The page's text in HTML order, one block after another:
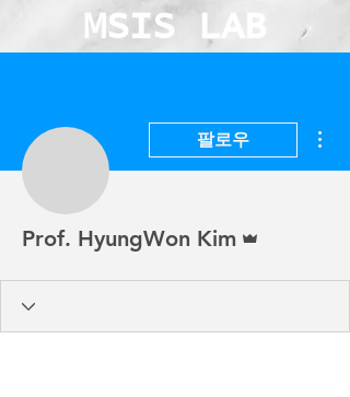
MSIS LAB
팔로우
Prof. HyungWon Kim